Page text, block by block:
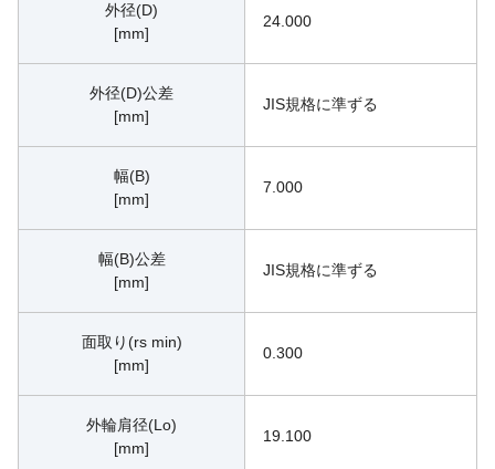
外径(D)
[mm]
24.000
外径(D)公差
[mm]
JIS規格に準ずる
幅(B)
[mm]
7.000
幅(B)公差
[mm]
JIS規格に準ずる
面取り(rs min)
[mm]
0.300
外輪肩径(Lo)
[mm]
19.100